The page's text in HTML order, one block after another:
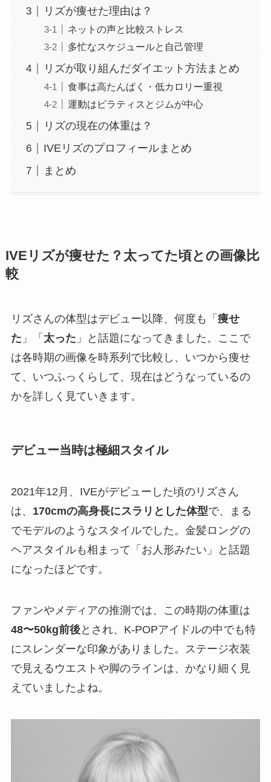
リズが痩せた理由は？
ネットの声と比較ストレス
多忙なスケジュールと自己管理
リズが取り組んだダイエット方法まとめ
食事は高たんぱく・低カロリー重視
運動はピラティスとジムが中心
リズの現在の体重は？
IVEリズのプロフィールまとめ
まとめ
IVEリズが痩せた？太ってた頃との画像比
較
リズさんの体型はデビュー以降、何度も「 痩せ
た 」「 太った 」と話題になってきました。ここで
は各時期の画像を時系列で比較し、いつから痩せ
て、いつふっくらして、現在はどうなっているの
かを詳しく見ていきます。
デビュー当時は極細スタイル
2021年12月、IVEがデビューした頃のリズさん
は、 170cmの高身長にスラリとした体型で、まる
でモデルのようなスタイルでした。金髪ロングの
ヘアスタイルも相まって「お人形みたい」と話題
になったほどです。
ファンやメディアの推測では、この時期の体重は
48〜50kg前後とされ、K-POPアイドルの中でも特
にスレンダーな印象がありました。ステージ衣装
で見えるウエストや脚のラインは、かなり細く見
えていましたよね。